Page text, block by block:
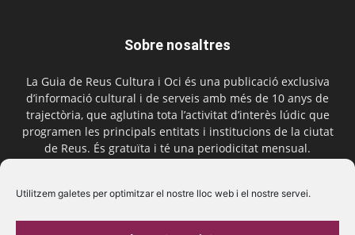
Utilitzem galetes per optimitzar el nostre lloc web i el nostre servei.
Sobre nosaltres
La Guia de Reus Cultura i Oci és una publicació exclusiva
d’informació cultural i de serveis amb més de 10 anys de
trajectòria, que aglutina tota l’activitat d’interès lúdic que
programen les principals entitats i institucions de la ciutat
de Reus. És gratuïta i té una periodicitat mensual.